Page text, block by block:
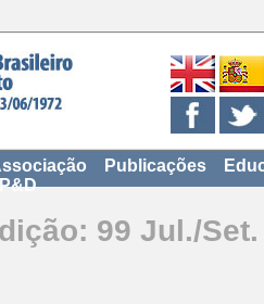
Publicações
P&D
99 Jul./